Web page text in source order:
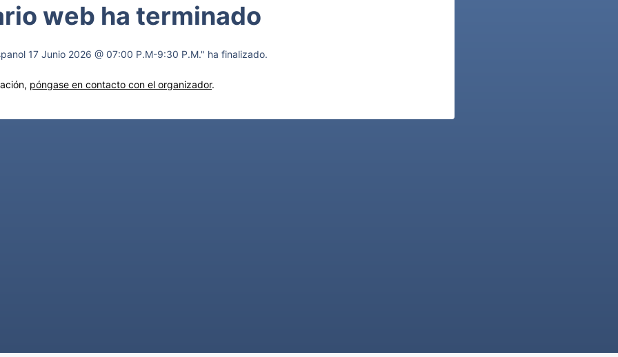
web ha terminado
17 Junio 2026 @ 07:00 P.M-9:30 P.M." ha finalizado.
póngase en contacto con el organizador.